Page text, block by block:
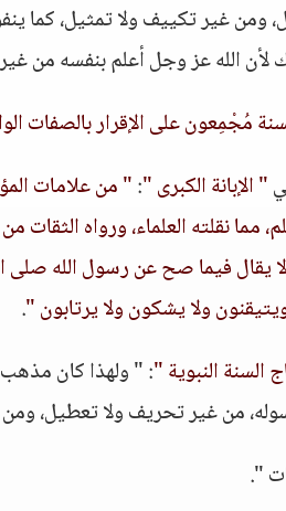
غير تكييف ولا تمثيل، كما
لأن الله عز وجل أعلم بنفسه من
مُجْمِعون على الإقرار بالصفات
" الإبانة الكبرى ":" من علامات
مما نقلته العلماء، ورواه الثقات
ولا يقال فيما صح عن رسول الله
ولا يشكون ولا يرتابون ".
السنة النبوية ": " ولهذا كان
من غير تحريف ولا تعطيل،
".